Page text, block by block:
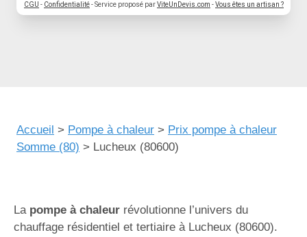
CGU - Confidentialité- Service proposé parViteUnDevis.com -Vous êtes un artisan ?
Accueil > Pompe à chaleur > Prix pompe à chaleur
Somme (80) > Lucheux (80600)
La pompe à chaleur révolutionne l’univers du
chauffage résidentiel et tertiaire à Lucheux (80600).